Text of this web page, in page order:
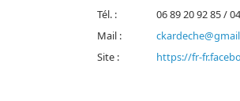
Tél. : 06 89 20 92 85 /
Mail :
Site :
https://fr-